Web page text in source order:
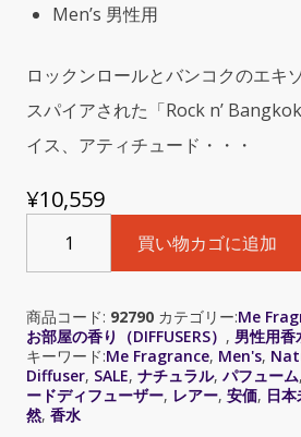
Men’s 男性用
ロックンロールとバンコクのエキ
スパイアされた「Rock n’
イス、アティチュード・・・
¥10,559
Rocker
(ダ
テ
ィ
ー
ロ
ッ
買い物カゴに追加
商品コード: 92790 カテゴリー:Me
お部屋の香り（DIFFUSERS） , 男性用香
キーワード:Me Fragrance, Men's,
Diffuser, SALE, ナチュラル, パフューム,
ードディフューザー, レアー, 安価, 日
然, 香水